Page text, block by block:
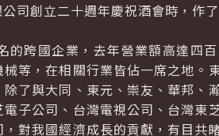
創立二十週年慶祝酒會時，作了
跨國企業，去年營業額高達四
等，在相關行業皆佔一席之地。
了與大同、東元、崇友、華邦、
子公司、台灣電視公司、台灣東
對我國經濟成長的貢獻，有目共